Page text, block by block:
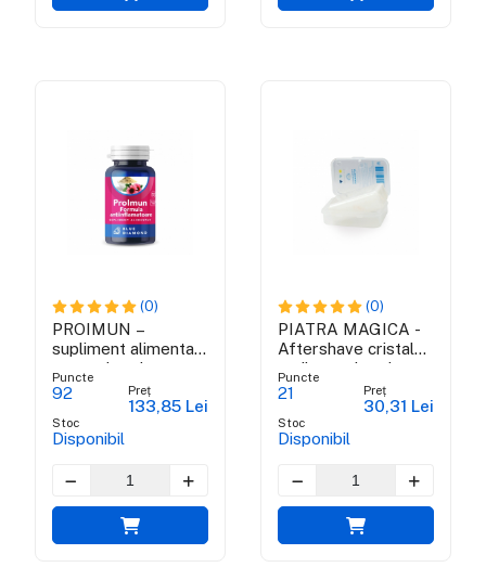
(0)
PROIMUN –
supliment alimentar
pentru intarirea
imunitatii
Puncte
92
Stoc
Disponibil
Preț
133,85 Lei
(0)
PIATRA MAGICA -
Aftershave cristal
antibacterian alaun
de potasiu
Puncte
21
Stoc
Disponibil
Preț
30,31 Lei